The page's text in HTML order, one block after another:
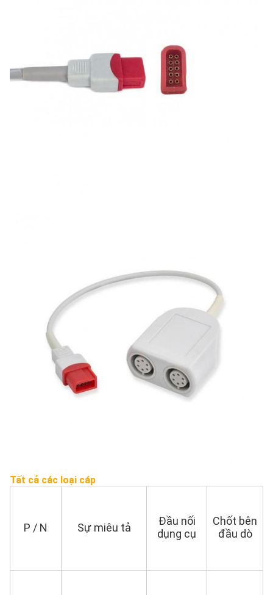
Tất cả các loại cáp
P / N Sự miêu tả
Đầu nối
dụng cụ
Chốt bên
đầu dò